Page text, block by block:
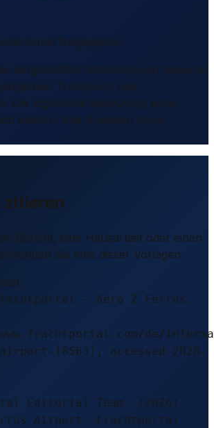
freigegeben
dargestellten Informationen basieren
Transport- und
Die logistische Bedeutung eines
ändern. Alle Angaben ohne
zitieren
Bericht, eine Hausarbeit oder einen
Sie eine dieser Vorlagen.
– Aero Z Ferrus
de/
10563), accessed 2026-
Editorial Team. (2026).
Airport. Frachtportal.